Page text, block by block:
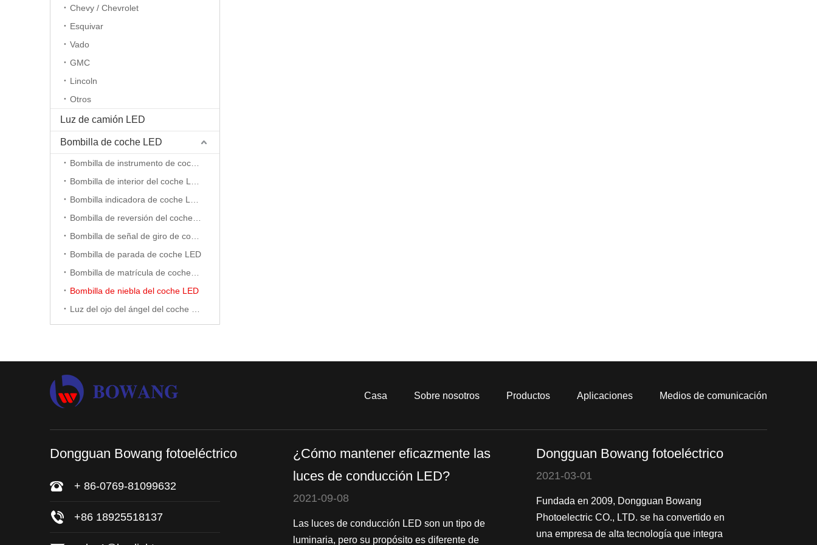
Chevy / Chevrolet
Esquivar
Vado
GMC
Lincoln
Otros
Luz de camión LED
Bombilla de coche LED
Bombilla de parada de coche LED
Bombilla de niebla del coche LED
Casa Sobre nosotros Productos Aplicaciones Medios de comunicación
Dongguan Bowang fotoeléctrico
+ 86-0769-81099632
+86 18925518137
¿Cómo mantener eficazmente las
luces de conducción LED?
2021-09-08
Las luces de conducción LED son un tipo de
luminaria, pero su propósito es diferente de
Dongguan Bowang fotoeléctrico
2021-03-01
Fundada en 2009, Dongguan Bowang
Photoelectric CO., LTD. se ha convertido en
una empresa de alta tecnología que integra